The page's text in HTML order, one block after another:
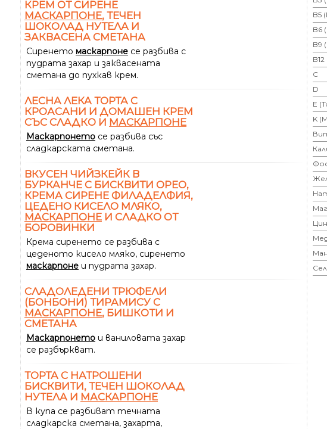
КРЕМ ОТ СИРЕНЕ
МАСКАРПОНЕ, ТЕЧЕН
ШОКОЛАД НУТЕЛА И
ЗАКВАСЕНА СМЕТАНА
Сиренето маскарпоне се разбива с
пудрата захар и заквасената
сметана до пухкав крем.
ЛЕСНА ЛЕКА ТОРТА С
КРОАСАНИ И ДОМАШЕН КРЕМ
СЪС СЛАДКО И МАСКАРПОНЕ
Маскарпонето се разбива със
сладкарската сметана.
ВКУСЕН ЧИЙЗКЕЙК В
БУРКАНЧЕ С БИСКВИТИ ОРЕО,
КРЕМА СИРЕНЕ ФИЛАДЕЛФИЯ,
ЦЕДЕНО КИСЕЛО МЛЯКО,
МАСКАРПОНЕ И СЛАДКО ОТ
БОРОВИНКИ
Крема сиренето се разбива с
цеденото кисело мляко, сиренето
маскарпоне и пудрата захар.
СЛАДОЛЕДЕНИ ТРЮФЕЛИ
(БОНБОНИ) ТИРАМИСУ С
МАСКАРПОНЕ, БИШКОТИ И
СМЕТАНА
Маскарпонето и ваниловата захар
се разбъркват.
ТОРТА С НАТРОШЕНИ
БИСКВИТИ, ТЕЧЕН ШОКОЛАД
НУТЕЛА И МАСКАРПОНЕ
В купа се разбиват течната
сладкарска сметана, захарта,
B5
B6
B9
C
D
E
K